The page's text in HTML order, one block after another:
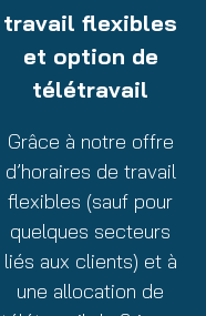
travail flexibles
et option de
télétravail
Grâce à notre offre
d’horaires de travail
flexibles (sauf pour
quelques secteurs
liés aux clients) et à
une allocation de